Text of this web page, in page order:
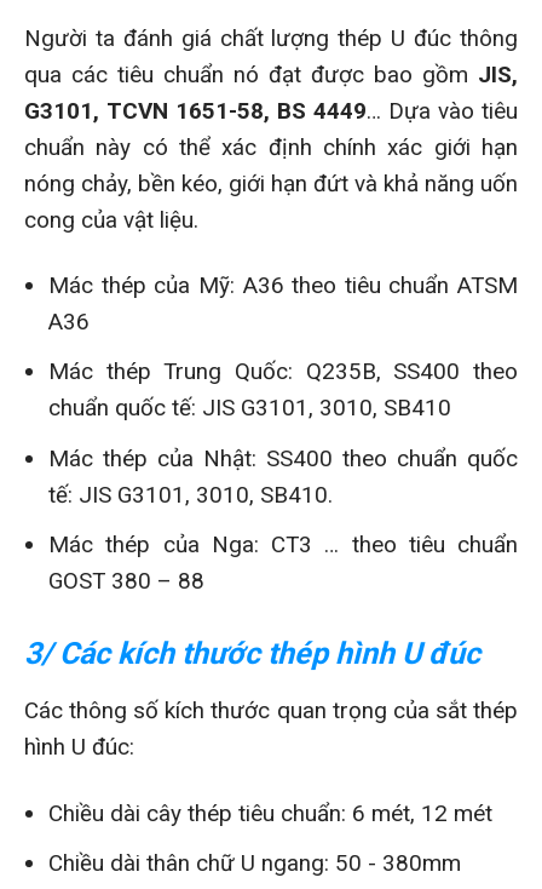
Người ta đánh giá chất lượng thép U đúc thông
qua các tiêu chuẩn nó đạt được bao gồm JIS,
G3101, TCVN 1651-58, BS 4449… Dựa vào tiêu
chuẩn này có thể xác định chính xác giới hạn
nóng chảy, bền kéo, giới hạn đứt và khả năng uốn
cong của vật liệu.
Mác thép của Mỹ: A36 theo tiêu chuẩn ATSM
A36
Mác thép Trung Quốc: Q235B, SS400 theo
chuẩn quốc tế: JIS G3101, 3010, SB410
Mác thép của Nhật: SS400 theo chuẩn quốc
tế: JIS G3101, 3010, SB410.
Mác thép của Nga: CT3 … theo tiêu chuẩn
GOST 380 – 88
3/ Các kích thước thép hình U đúc
Các thông số kích thước quan trọng của sắt thép
hình U đúc:
Chiều dài cây thép tiêu chuẩn: 6 mét, 12 mét
Chiều dài thân chữ U ngang: 50 - 380mm